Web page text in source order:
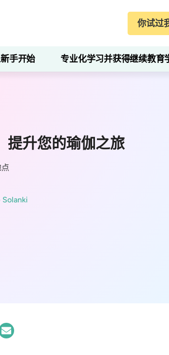
你试过
手开始 专业化学习并获得继续教育
提升您的瑜伽之旅
Solanki